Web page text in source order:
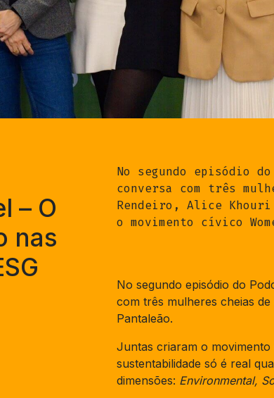
– O
nas
No segundo episódio
conversa com três
Rendeiro, Alice
o movimento cívico
No segundo episódio do
com três mulheres cheias
Pantaleão.
Juntas criaram o movimento
sustentabilidade só é real
dimensões: Environmental,